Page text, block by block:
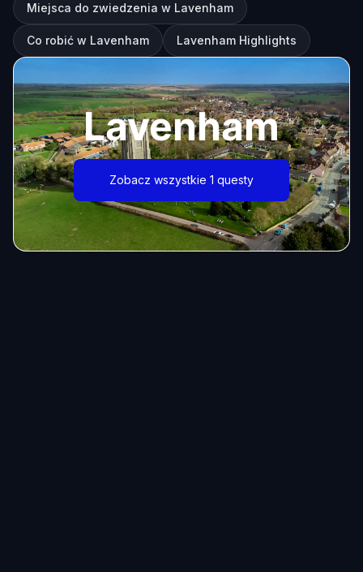
Miejsca do zwiedzenia w Lavenham
Co robić w Lavenham Lavenham Highlights
Lavenham
Zobacz wszystkie 1 questy